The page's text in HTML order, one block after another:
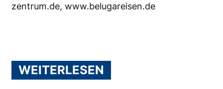
zentrum.de, www.belugareisen.de
WEITERLESEN